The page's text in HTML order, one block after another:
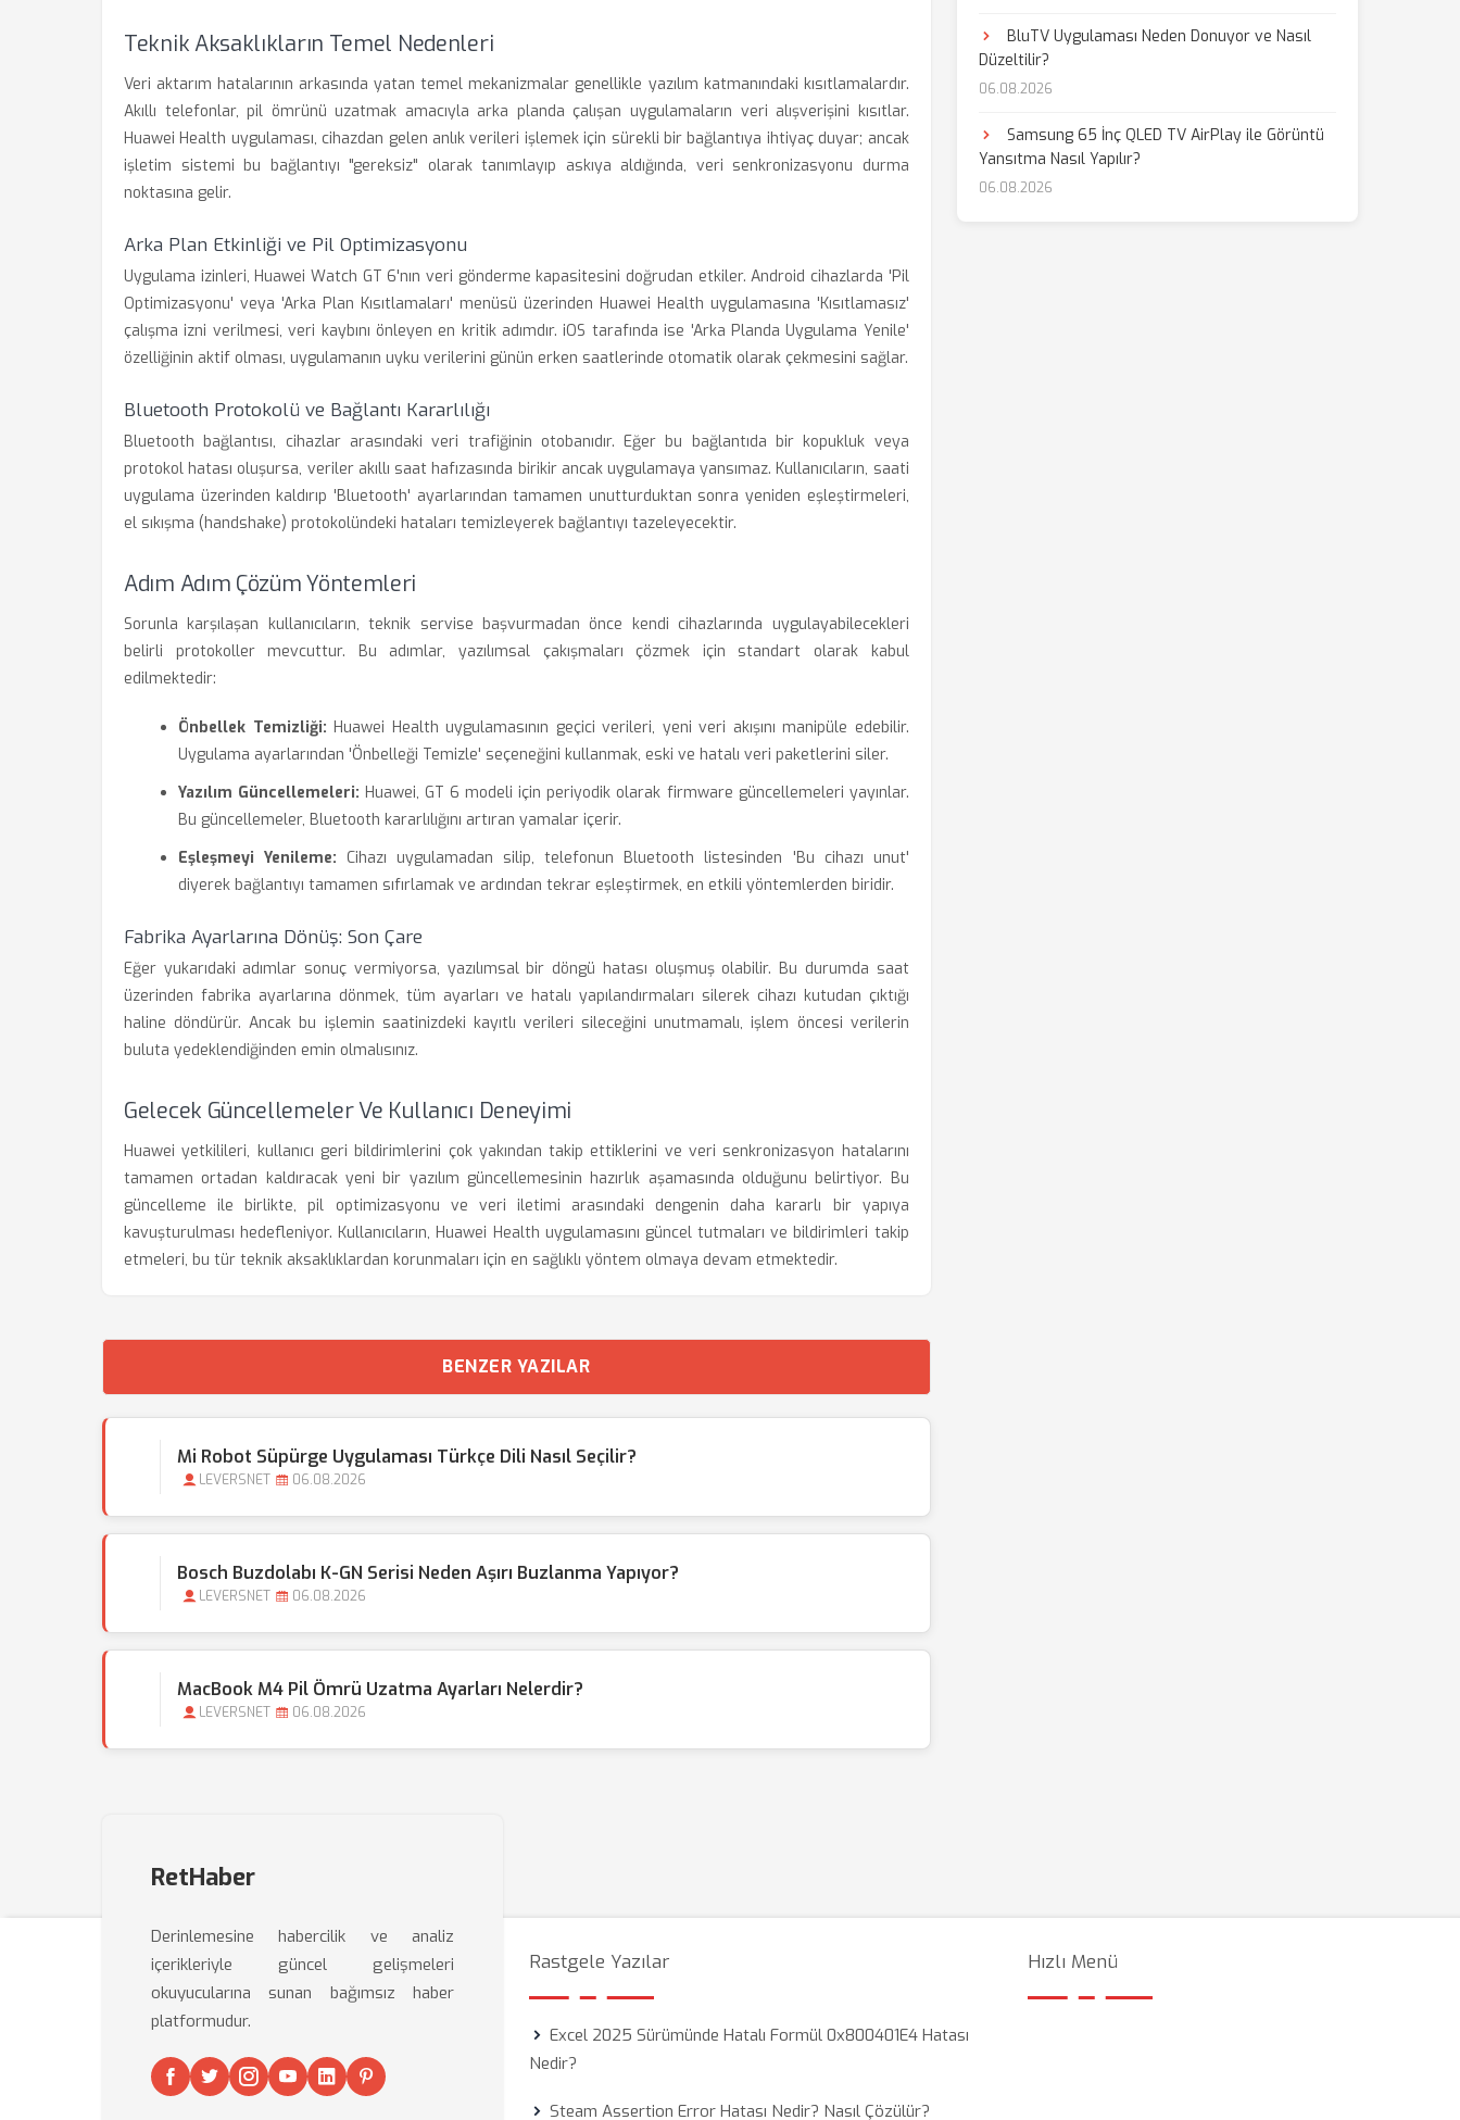
Teknik Aksaklıkların Temel Nedenleri
Veri aktarım hatalarının arkasında yatan temel mekanizmalar genellikle yazılım katmanındaki kısıtlamalardır.
Akıllı telefonlar, pil ömrünü uzatmak amacıyla arka planda çalışan uygulamaların veri alışverişini kısıtlar.
Huawei Health uygulaması, cihazdan gelen anlık verileri işlemek için sürekli bir bağlantıya ihtiyaç duyar; ancak
işletim sistemi bu bağlantıyı "gereksiz" olarak tanımlayıp askıya aldığında, veri senkronizasyonu durma
noktasına gelir.
Arka Plan Etkinliği ve Pil Optimizasyonu
Uygulama izinleri, Huawei Watch GT 6'nın veri gönderme kapasitesini doğrudan etkiler. Android cihazlarda 'Pil
Optimizasyonu' veya 'Arka Plan Kısıtlamaları' menüsü üzerinden Huawei Health uygulamasına 'Kısıtlamasız'
çalışma izni verilmesi, veri kaybını önleyen en kritik adımdır. iOS tarafında ise 'Arka Planda Uygulama Yenile'
özelliğinin aktif olması, uygulamanın uyku verilerini günün erken saatlerinde otomatik olarak çekmesini sağlar.
Bluetooth Protokolü ve Bağlantı Kararlılığı
Bluetooth bağlantısı, cihazlar arasındaki veri trafiğinin otobanıdır. Eğer bu bağlantıda bir kopukluk veya
protokol hatası oluşursa, veriler akıllı saat hafızasında birikir ancak uygulamaya yansımaz. Kullanıcıların, saati
uygulama üzerinden kaldırıp 'Bluetooth' ayarlarından tamamen unutturduktan sonra yeniden eşleştirmeleri,
el sıkışma (handshake) protokolündeki hataları temizleyerek bağlantıyı tazeleyecektir.
Adım Adım Çözüm Yöntemleri
Sorunla karşılaşan kullanıcıların, teknik servise başvurmadan önce kendi cihazlarında uygulayabilecekleri
belirli protokoller mevcuttur. Bu adımlar, yazılımsal çakışmaları çözmek için standart olarak kabul
edilmektedir:
Önbellek Temizliği: Huawei Health uygulamasının geçici verileri, yeni veri akışını manipüle edebilir.
Uygulama ayarlarından 'Önbelleği Temizle' seçeneğini kullanmak, eski ve hatalı veri paketlerini siler.
Yazılım Güncellemeleri: Huawei, GT 6 modeli için periyodik olarak firmware güncellemeleri yayınlar.
Bu güncellemeler, Bluetooth kararlılığını artıran yamalar içerir.
Eşleşmeyi Yenileme: Cihazı uygulamadan silip, telefonun Bluetooth listesinden 'Bu cihazı unut'
diyerek bağlantıyı tamamen sıfırlamak ve ardından tekrar eşleştirmek, en etkili yöntemlerden biridir.
Fabrika Ayarlarına Dönüş: Son Çare
Eğer yukarıdaki adımlar sonuç vermiyorsa, yazılımsal bir döngü hatası oluşmuş olabilir. Bu durumda saat
üzerinden fabrika ayarlarına dönmek, tüm ayarları ve hatalı yapılandırmaları silerek cihazı kutudan çıktığı
haline döndürür. Ancak bu işlemin saatinizdeki kayıtlı verileri sileceğini unutmamalı, işlem öncesi verilerin
buluta yedeklendiğinden emin olmalısınız.
Gelecek Güncellemeler Ve Kullanıcı Deneyimi
Huawei yetkilileri, kullanıcı geri bildirimlerini çok yakından takip ettiklerini ve veri senkronizasyon hatalarını
tamamen ortadan kaldıracak yeni bir yazılım güncellemesinin hazırlık aşamasında olduğunu belirtiyor. Bu
güncelleme ile birlikte, pil optimizasyonu ve veri iletimi arasındaki dengenin daha kararlı bir yapıya
kavuşturulması hedefleniyor. Kullanıcıların, Huawei Health uygulamasını güncel tutmaları ve bildirimleri takip
etmeleri, bu tür teknik aksaklıklardan korunmaları için en sağlıklı yöntem olmaya devam etmektedir.
BENZER YAZILAR
Mi Robot Süpürge Uygulaması Türkçe Dili Nasıl Seçilir?
LEVERSNET 06.08.2026
Bosch Buzdolabı K-GN Serisi Neden Aşırı Buzlanma Yapıyor?
LEVERSNET 06.08.2026
MacBook M4 Pil Ömrü Uzatma Ayarları Nelerdir?
LEVERSNET 06.08.2026
BluTV Uygulaması Neden Donuyor ve Nasıl
Düzeltilir?
06.08.2026
Samsung 65 İnç QLED TV AirPlay ile Görüntü
Yansıtma Nasıl Yapılır?
06.08.2026
RetHaber
Derinlemesine habercilik ve analiz
içerikleriyle güncel gelişmeleri
okuyucularına sunan bağımsız haber
platformudur.
Rastgele Yazılar
Excel 2025 Sürümünde Hatalı Formül 0x800401E4 Hatası
Nedir?
Steam Assertion Error Hatası Nedir? Nasıl Çözülür?
Hızlı Menü